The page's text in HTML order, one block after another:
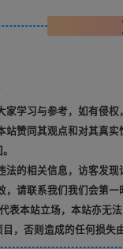
学习与参考，如有侵
赞同其观点和对其真
的相关信息，访客发现
请联系我们我们会第一
表本站立场，本站亦无
，否则造成的任何损失